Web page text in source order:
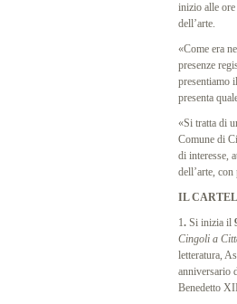
inizio alle
dell’arte.
«Come era
presenze
presentiamo
presenta
«Si tratta di
Comune di
di interesse,
dell’arte,
IL
1. Si inizia il
Cingoli a
letteratura,
anniversario
Benedetto